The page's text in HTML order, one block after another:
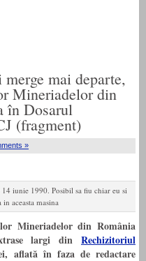
mai departe,
Mineriadelor din
în Dosarul
(fragment)
»
iunie 1990. Posibil sa fiu chiar eu si
aceasta masina
Mineriadelor din România
largi din Rechizitoriul
aflată în faza de redactare